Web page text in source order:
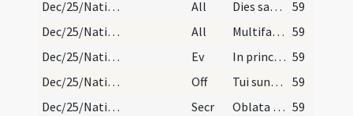
Dec/25/Nativitas/M3/Mass Propers/1
All Dies sanctificatus illuxit nobis
59
Dec/25/Nativitas/M3/Mass Propers/2
All Multifarie olim Deus loquens 59
Dec/25/Nativitas/M3/Mass Propers
Ev In principio erat Verbum 59
Dec/25/Nativitas/M3/Mass Propers
Off Tui sunt caeli
59
Dec/25/Nativitas/M3/Mass Propers
Secr Oblata Domine munera nova Unigeniti tui 59